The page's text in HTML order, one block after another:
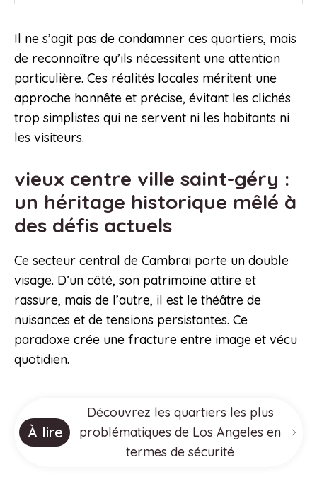
Il ne s’agit pas de condamner ces quartiers, mais
de reconnaître qu’ils nécessitent une attention
particulière. Ces réalités locales méritent une
approche honnête et précise, évitant les clichés
trop simplistes qui ne servent ni les habitants ni
les visiteurs.
vieux centre ville saint-géry :
un héritage historique mêlé à
des défis actuels
Ce secteur central de Cambrai porte un double
visage. D’un côté, son patrimoine attire et
rassure, mais de l’autre, il est le théâtre de
nuisances et de tensions persistantes. Ce
paradoxe crée une fracture entre image et vécu
quotidien.
À lire
Découvrez les quartiers les plus
problématiques de Los Angeles en
termes de sécurité